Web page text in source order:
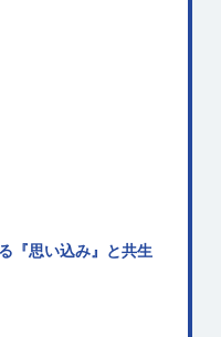
『思い込み』と共生